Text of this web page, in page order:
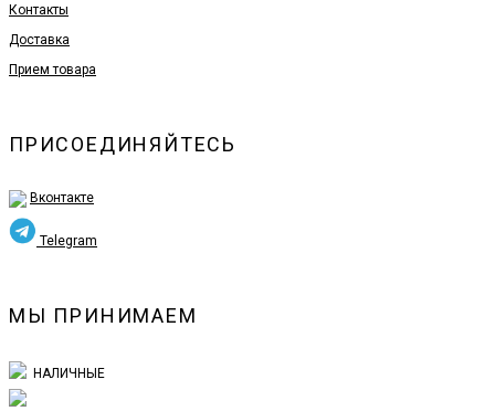
Контакты
Доставка
Прием товара
ПРИСОЕДИНЯЙТЕСЬ
Вконтакте
Telegram
МЫ ПРИНИМАЕМ
НАЛИЧНЫЕ